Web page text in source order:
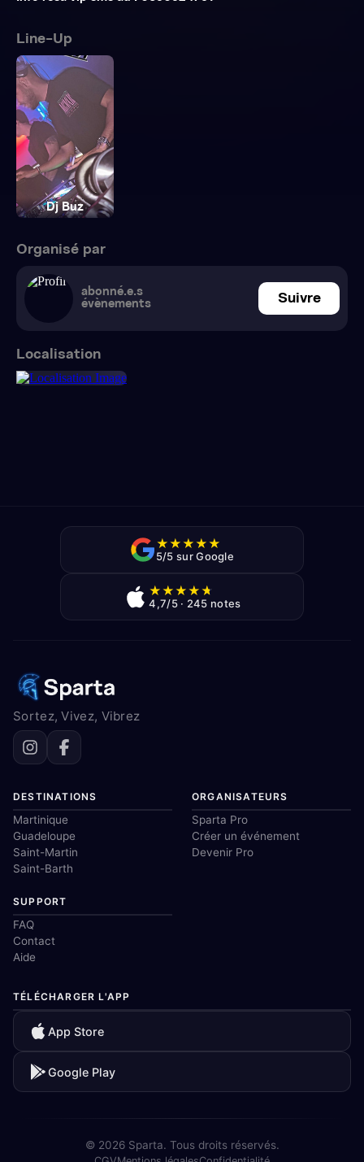
Line-Up
Dj Buz
Organisé par
abonné.e.s
évènements
Suivre
Localisation
★★★★★
5/5 sur Google
★★★★★
4,7/5 · 245 notes
Sortez, Vivez, Vibrez
DESTINATIONS
Martinique
Guadeloupe
Saint-Martin
Saint-Barth
ORGANISATEURS
Sparta Pro
Créer un événement
Devenir Pro
SUPPORT
FAQ
Contact
Aide
TÉLÉCHARGER L'APP
App Store
Google Play
© 2026 Sparta. Tous droits réservés.